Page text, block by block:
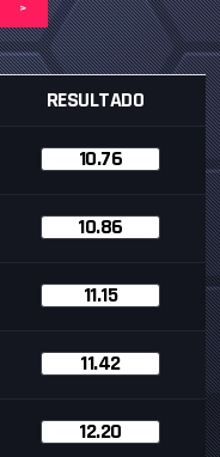
>
RESULTADO
10.76
10.86
11.15
11.42
12.20